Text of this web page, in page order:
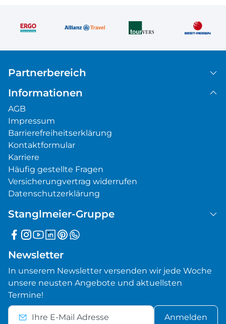
Partnerbereich
Informationen
AGB
Impressum
Barrierefreiheitserklärung
Kontaktformular
Karriere
Häufig gestellte Fragen
Versicherungvertrag widerrufen
Datenschutzerklärung
Stanglmeier-Gruppe
Newsletter
In unserem Newsletter versenden wir jede Woche
unsere neusten Angebote und aktuellsten
Termine!
Anmelden